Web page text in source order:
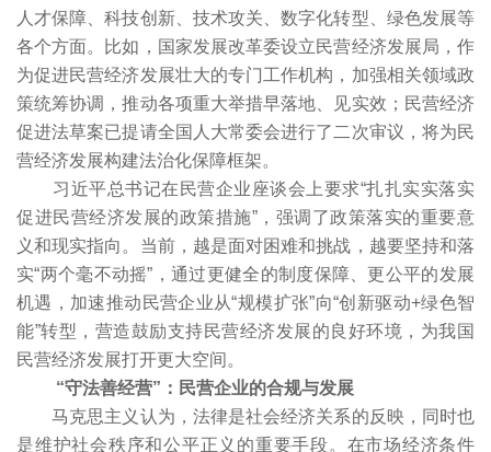
人才保障、科技创新、技术攻关、数字化转型、绿色发展等
各个方面。比如，国家发展改革委设立民营经济发展局，作
为促进民营经济发展壮大的专门工作机构，加强相关领域政
策统筹协调，推动各项重大举措早落地、见实效；民营经济
促进法草案已提请全国人大常委会进行了二次审议，将为民
营经济发展构建法治化保障框架。
习近平总书记在民营企业座谈会上要求“扎扎实实落实
促进民营经济发展的政策措施”，强调了政策落实的重要意
义和现实指向。当前，越是面对困难和挑战，越要坚持和落
实“两个毫不动摇”，通过更健全的制度保障、更公平的发展
机遇，加速推动民营企业从“规模扩张”向“创新驱动+绿色智
能”转型，营造鼓励支持民营经济发展的良好环境，为我国
民营经济发展打开更大空间。
“守法善经营”：民营企业的合规与发展
马克思主义认为，法律是社会经济关系的反映，同时也
是维护社会秩序和公平正义的重要手段。在市场经济条件